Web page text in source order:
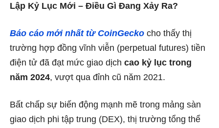
Lập Kỷ Lục Mới – Điều Gì Đang Xảy Ra?
Báo cáo mới nhất từ CoinGecko cho thấy thị
trường hợp đồng vĩnh viễn (perpetual futures) tiền
điện tử đã đạt mức giao dịch cao kỷ lục trong
năm 2024, vượt qua đỉnh cũ năm 2021.
Bất chấp sự biến động mạnh mẽ trong mảng sàn
giao dịch phi tập trung (DEX), thị trường tổng thể